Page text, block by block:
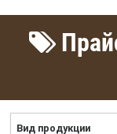
Вид продукции